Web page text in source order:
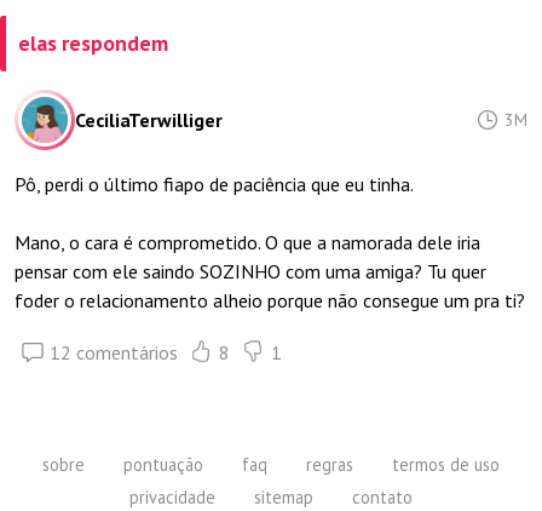
elas respondem
CeciliaTerwilliger 3M
Pô, perdi o último fiapo de paciência que eu tinha.
Mano, o cara é comprometido. O que a namorada dele iria
pensar com ele saindo SOZINHO com uma amiga? Tu quer
foder o relacionamento alheio porque não consegue um pra ti?
12 comentários 8 1
sobre pontuação faq regras
termos de uso
privacidade
sitemap contato